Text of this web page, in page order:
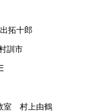
拓十郎
訓市
室 村上由鶴